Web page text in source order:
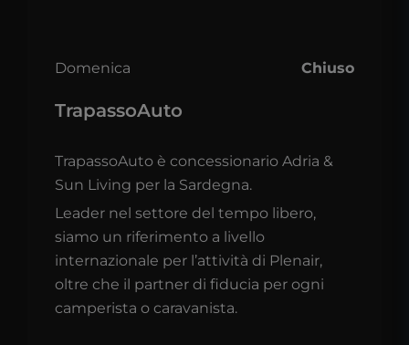
Domenica Chiuso
TrapassoAuto
TrapassoAuto è concessionario Adria &
Sun Living per la Sardegna.
Leader nel settore del tempo libero,
siamo un riferimento a livello
internazionale per l’attività di Plenair,
oltre che il partner di fiducia per ogni
camperista o caravanista.